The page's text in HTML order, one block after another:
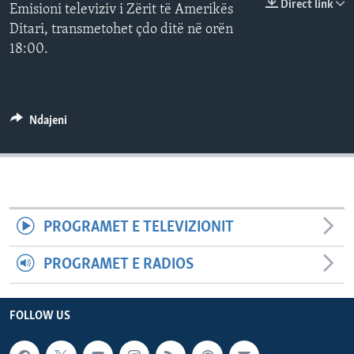
INTERVISTA
DITARI
Direct link
Emisioni televiziv i Zërit të Amerikës
Ditari, transmetohet çdo ditë në orën
18:00.
Ndajeni
PROGRAMET E TELEVIZIONIT
PROGRAMET E RADIOS
FOLLOW US